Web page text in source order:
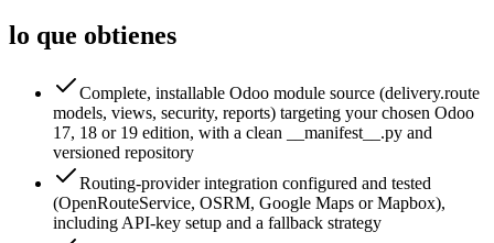
lo que obtienes
Complete, installable Odoo module source (delivery.route
models, views, security, reports) targeting your chosen Odoo
17, 18 or 19 edition, with a clean __manifest__.py and
versioned repository
Routing-provider integration configured and tested
(OpenRouteService, OSRM, Google Maps or Mapbox),
including API-key setup and a fallback strategy